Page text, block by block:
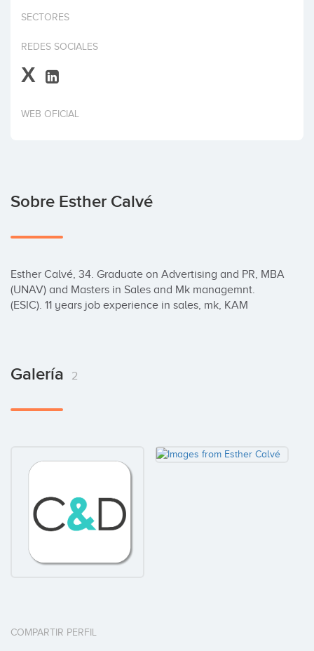
Invertir
SECTORES
REDES SOCIALES
X
WEB OFICIAL
Sobre Esther Calvé
Esther Calvé, 34. Graduate on Advertising and PR, MBA
(UNAV) and Masters in Sales and Mk managemnt.
(ESIC). 11 years job experience in sales, mk, KAM
Galería 2
COMPARTIR PERFIL